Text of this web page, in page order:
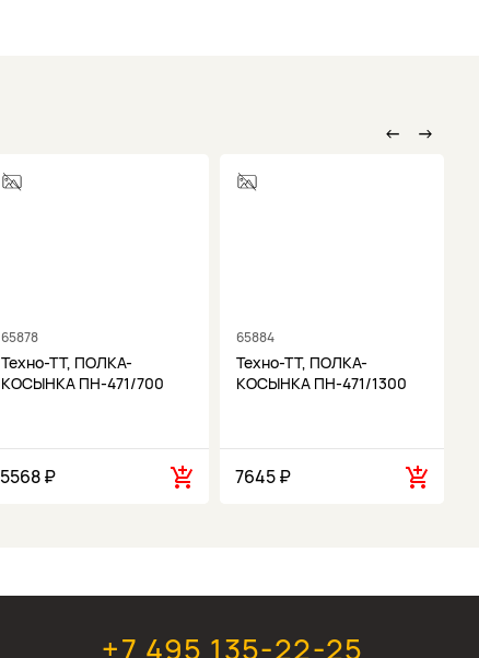
←
65878
Техно-ТТ, ПОЛКА-
КОСЫНКА ПН-471/700
5568 ₽
65884
Техно-ТТ, ПОЛКА-
КОСЫНКА ПН-471/1300
7645 ₽
→
+7 495 135-22-25